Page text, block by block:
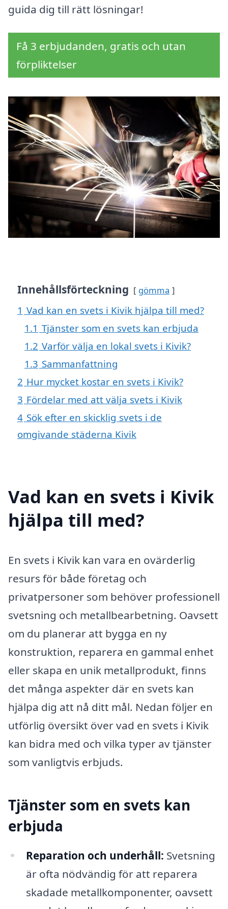
guida dig till rätt lösningar!
Få 3 erbjudanden, gratis och utan
förpliktelser
Innehållsförteckning gömma
1 Vad kan en svets i Kivik hjälpa till med?
1.1 Tjänster som en svets kan erbjuda
1.2 Varför välja en lokal svets i Kivik?
1.3 Sammanfattning
2 Hur mycket kostar en svets i Kivik?
3 Fördelar med att välja svets i Kivik
4 Sök efter en skicklig svets i de
omgivande städerna Kivik
Vad kan en svets i Kivik
hjälpa till med?
En svets i Kivik kan vara en ovärderlig
resurs för både företag och
privatpersoner som behöver professionell
svetsning och metallbearbetning. Oavsett
om du planerar att bygga en ny
konstruktion, reparera en gammal enhet
eller skapa en unik metallprodukt, finns
det många aspekter där en svets kan
hjälpa dig att nå ditt mål. Nedan följer en
utförlig översikt över vad en svets i Kivik
kan bidra med och vilka typer av tjänster
som vanligtvis erbjuds.
Tjänster som en svets kan
erbjuda
Reparation och underhåll: Svetsning
är ofta nödvändig för att reparera
skadade metallkomponenter, oavsett